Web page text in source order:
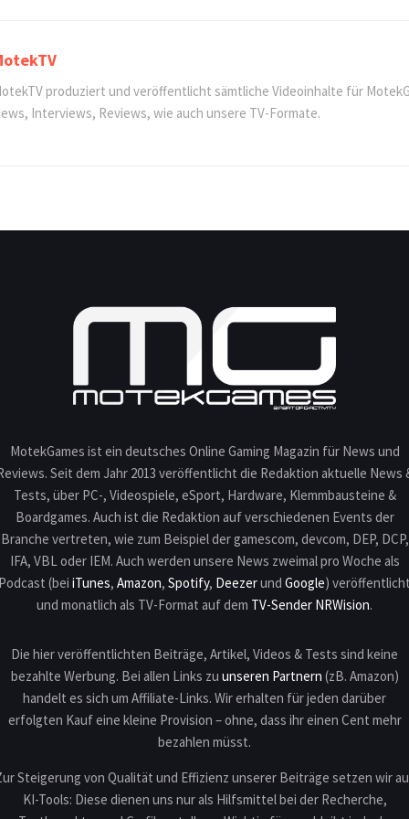
produziert und veröffentlicht sämtliche Videoinhalte für
Interviews, Reviews, wie auch unsere TV-Formate.
MotekGames ist ein deutsches Online Gaming Magazin für News und
Seit dem Jahr 2013 veröffentlicht die Redaktion aktuelle News
Tests, über PC-, Videospiele, eSport, Hardware, Klemmbausteine &
Boardgames. Auch ist die Redaktion auf verschiedenen Events der
Branche vertreten, wie zum Beispiel der gamescom, devcom, DEP, DCP,
IFA, VBL oder IEM. Auch werden unsere News zweimal pro Woche als
(bei iTunes, Amazon, Spotify, Deezerund Google) veröffentlicht
und monatlich als TV-Format auf dem TV-Sender NRWision.
Die hier veröffentlichten Beiträge, Artikel, Videos & Tests sind keine
bezahlte Werbung. Bei allen Links zu unseren Partnern (zB. Amazon)
handelt es sich um Affiliate-Links. Wir erhalten für jeden darüber
erfolgten Kauf eine kleine Provision – ohne, dass ihr einen Cent mehr
bezahlen müsst.
Steigerung von Qualität und Effizienz unserer Beiträge setzen wir
KI-Tools: Diese dienen uns nur als Hilfsmittel bei der Recherche,